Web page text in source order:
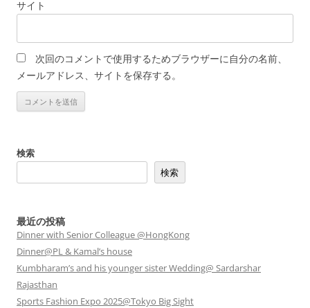
サイト
次回のコメントで使用するためブラウザーに自分の名前、
メールアドレス、サイトを保存する。
検索
検索
最近の投稿
Dinner with Senior Colleague @HongKong
Dinner@PL & Kamal’s house
Kumbharam’s and his younger sister Wedding@ Sardarshar
Rajasthan
Sports Fashion Expo 2025@Tokyo Big Sight